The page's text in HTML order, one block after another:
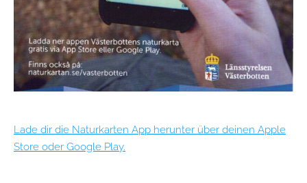
Lade dir die Naturkarten App herunter über deinen Apple
Store oder Google Play.